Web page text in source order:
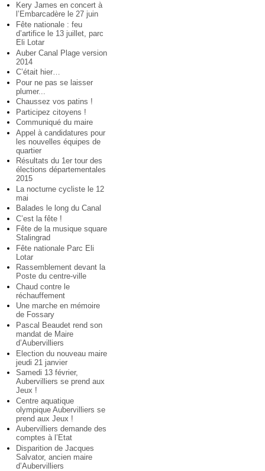
Kery James en concert à
l’Embarcadère le 27 juin
Fête nationale : feu
d’artifice le 13 juillet, parc
Eli Lotar
Auber Canal Plage version
2014
C’était hier…
Pour ne pas se laisser
plumer...
Chaussez vos patins !
Participez citoyens !
Communiqué du maire
Appel à candidatures pour
les nouvelles équipes de
quartier
Résultats du 1er tour des
élections départementales
2015
La nocturne cycliste le 12
mai
Balades le long du Canal
C’est la fête !
Fête de la musique square
Stalingrad
Fête nationale Parc Eli
Lotar
Rassemblement devant la
Poste du centre-ville
Chaud contre le
réchauffement
Une marche en mémoire
de Fossary
Pascal Beaudet rend son
mandat de Maire
d’Aubervilliers
Election du nouveau maire
jeudi 21 janvier
Samedi 13 février,
Aubervilliers se prend aux
Jeux !
Centre aquatique
olympique Aubervilliers se
prend aux Jeux !
Aubervilliers demande des
comptes à l’Etat
Disparition de Jacques
Salvator, ancien maire
d’Aubervilliers